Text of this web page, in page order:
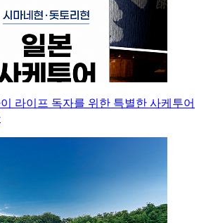
라이프 독자를 위한 특별한 사케투어